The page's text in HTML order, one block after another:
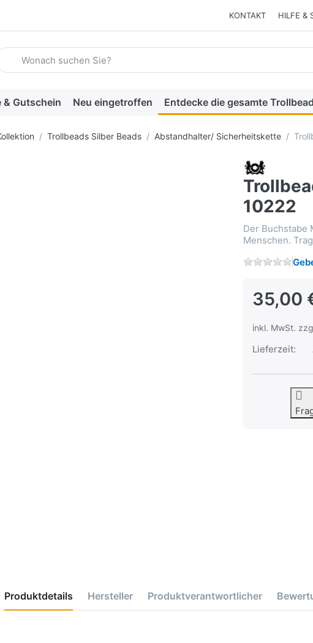
KONTAKT HILFE &
Sie einen Suchbegriff ein. Während Sie tippen, erscheinen
& Gutschein Neu eingetroffen Entdecke die gesamte
Trollbeads Silber Beads Abstandhalter/ Sicherheitskette
10222
Der Buchstabe
Menschen.
35,00
inkl. MwSt.
Lieferzeit:
Produktdetails Hersteller Produktverantwortlicher